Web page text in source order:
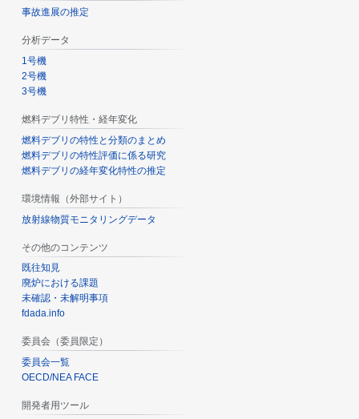
事故進展の推定
分析データ
1号機
2号機
3号機
燃料デブリ特性・経年変化
燃料デブリの特性と分類のまとめ
燃料デブリの特性評価に係る研究
燃料デブリの経年変化特性の推定
環境情報（外部サイト）
放射線物質モニタリングデータ
その他のコンテンツ
既往知見
廃炉における課題
未確認・未解明事項
fdada.info
委員会（委員限定）
委員会一覧
OECD/NEA FACE
開発者用ツール